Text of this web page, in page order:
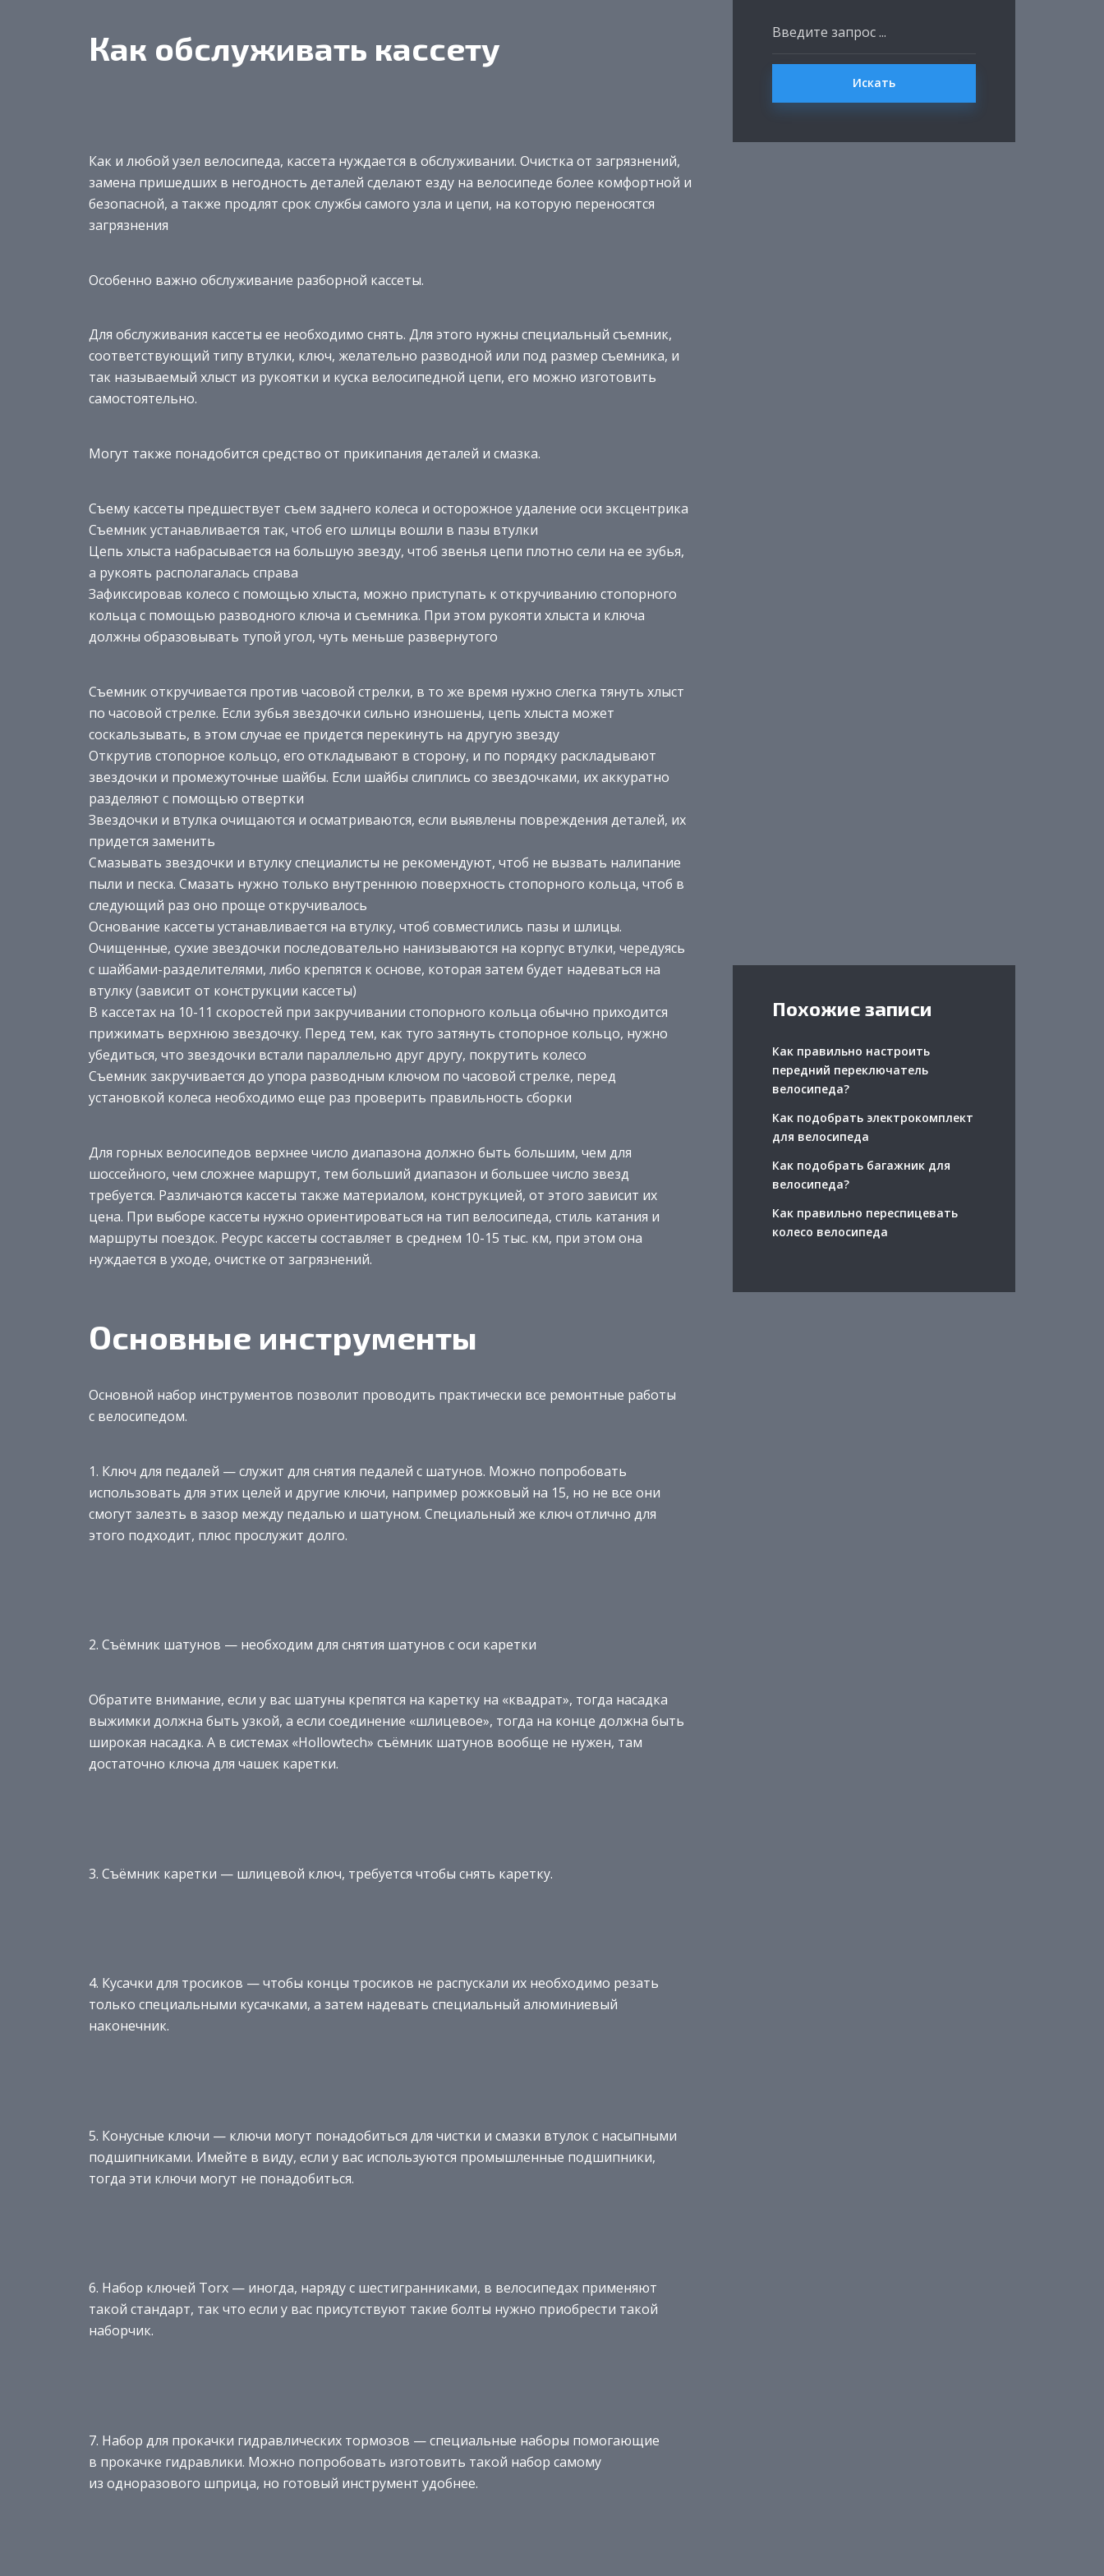
Как обслуживать кассету
Как и любой узел велосипеда, кассета нуждается в обслуживании. Очистка от загрязнений,
замена пришедших в негодность деталей сделают езду на велосипеде более комфортной и
безопасной, а также продлят срок службы самого узла и цепи, на которую переносятся
загрязнения
Особенно важно обслуживание разборной кассеты.
Для обслуживания кассеты ее необходимо снять. Для этого нужны специальный съемник,
соответствующий типу втулки, ключ, желательно разводной или под размер съемника, и
так называемый хлыст из рукоятки и куска велосипедной цепи, его можно изготовить
самостоятельно.
Могут также понадобится средство от прикипания деталей и смазка.
Съему кассеты предшествует съем заднего колеса и осторожное удаление оси эксцентрика
Съемник устанавливается так, чтоб его шлицы вошли в пазы втулки
Цепь хлыста набрасывается на большую звезду, чтоб звенья цепи плотно сели на ее зубья,
а рукоять располагалась справа
Зафиксировав колесо с помощью хлыста, можно приступать к откручиванию стопорного
кольца с помощью разводного ключа и съемника. При этом рукояти хлыста и ключа
должны образовывать тупой угол, чуть меньше развернутого
Съемник откручивается против часовой стрелки, в то же время нужно слегка тянуть хлыст
по часовой стрелке. Если зубья звездочки сильно изношены, цепь хлыста может
соскальзывать, в этом случае ее придется перекинуть на другую звезду
Открутив стопорное кольцо, его откладывают в сторону, и по порядку раскладывают
звездочки и промежуточные шайбы. Если шайбы слиплись со звездочками, их аккуратно
разделяют с помощью отвертки
Звездочки и втулка очищаются и осматриваются, если выявлены повреждения деталей, их
придется заменить
Смазывать звездочки и втулку специалисты не рекомендуют, чтоб не вызвать налипание
пыли и песка. Смазать нужно только внутреннюю поверхность стопорного кольца, чтоб в
следующий раз оно проще откручивалось
Основание кассеты устанавливается на втулку, чтоб совместились пазы и шлицы.
Очищенные, сухие звездочки последовательно нанизываются на корпус втулки, чередуясь
с шайбами-разделителями, либо крепятся к основе, которая затем будет надеваться на
втулку (зависит от конструкции кассеты)
В кассетах на 10-11 скоростей при закручивании стопорного кольца обычно приходится
прижимать верхнюю звездочку. Перед тем, как туго затянуть стопорное кольцо, нужно
убедиться, что звездочки встали параллельно друг другу, покрутить колесо
Съемник закручивается до упора разводным ключом по часовой стрелке, перед
установкой колеса необходимо еще раз проверить правильность сборки
Для горных велосипедов верхнее число диапазона должно быть большим, чем для
шоссейного, чем сложнее маршрут, тем больший диапазон и большее число звезд
требуется. Различаются кассеты также материалом, конструкцией, от этого зависит их
цена. При выборе кассеты нужно ориентироваться на тип велосипеда, стиль катания и
маршруты поездок. Ресурс кассеты составляет в среднем 10-15 тыс. км, при этом она
нуждается в уходе, очистке от загрязнений.
Основные инструменты
Основной набор инструментов позволит проводить практически все ремонтные работы
с велосипедом.
1. Ключ для педалей — служит для снятия педалей с шатунов. Можно попробовать
использовать для этих целей и другие ключи, например рожковый на 15, но не все они
смогут залезть в зазор между педалью и шатуном. Специальный же ключ отлично для
этого подходит, плюс прослужит долго.
2. Съёмник шатунов — необходим для снятия шатунов с оси каретки
Обратите внимание, если у вас шатуны крепятся на каретку на «квадрат», тогда насадка
выжимки должна быть узкой, а если соединение «шлицевое», тогда на конце должна быть
широкая насадка. А в системах «Hollowtech» съёмник шатунов вообще не нужен, там
достаточно ключа для чашек каретки.
3. Съёмник каретки — шлицевой ключ, требуется чтобы снять каретку.
4. Кусачки для тросиков — чтобы концы тросиков не распускали их необходимо резать
только специальными кусачками, а затем надевать специальный алюминиевый
наконечник.
5. Конусные ключи — ключи могут понадобиться для чистки и смазки втулок с насыпными
подшипниками. Имейте в виду, если у вас используются промышленные подшипники,
тогда эти ключи могут не понадобиться.
6. Набор ключей Torx — иногда, наряду с шестигранниками, в велосипедах применяют
такой стандарт, так что если у вас присутствуют такие болты нужно приобрести такой
наборчик.
7. Набор для прокачки гидравлических тормозов — специальные наборы помогающие
в прокачке гидравлики. Можно попробовать изготовить такой набор самому
из одноразового шприца, но готовый инструмент удобнее.
Искать
Похожие записи
Как правильно настроить
передний переключатель
велосипеда?
Как подобрать электрокомплект
для велосипеда
Как подобрать багажник для
велосипеда?
Как правильно переспицевать
колесо велосипеда